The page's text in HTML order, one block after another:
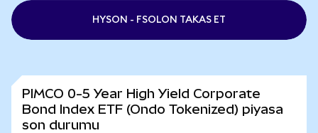
HYSON - FSOLON TAKAS ET
PIMCO 0-5 Year High Yield Corporate
Bond Index ETF (Ondo Tokenized) piyasa
son durumu